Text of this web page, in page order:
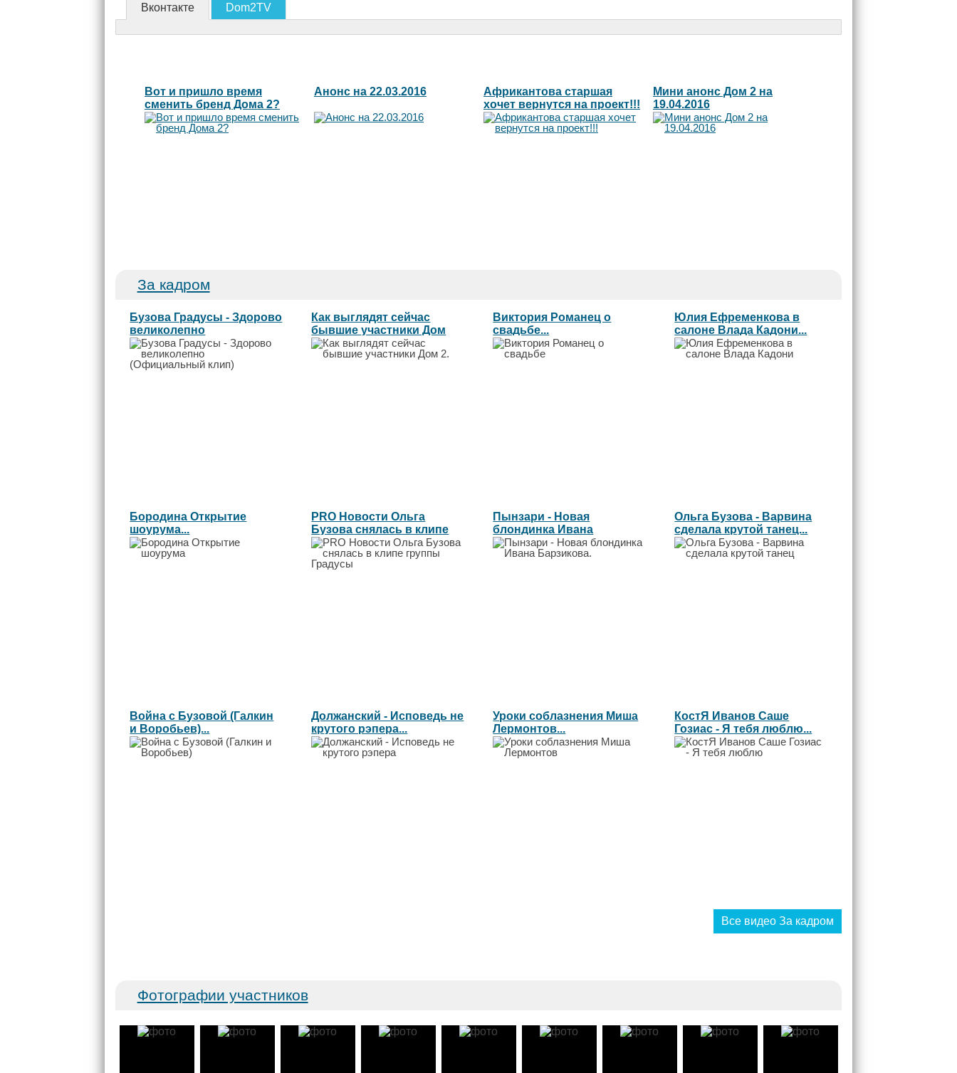
Вконтакте Dom2TV
Вот и пришло время
сменить бренд Дома 2?
Анонс на 22.03.2016
Африкантова старшая
хочет вернутся на проект!!!
Мини анонс Дом 2 на
19.04.2016
За кадром
Бузова Градусы - Здорово
великолепно
(Официальный...
Как выглядят сейчас
бывшие участники Дом
2....
Виктория Романец о
свадьбе...
Юлия Ефременкова в
салоне Влада Кадони...
Бородина Открытие
шоурума...
PRO Новости Ольга
Бузова снялась в клипе
группы...
Пынзари - Новая
блондинка Ивана
Барзикова....
Ольга Бузова - Варвина
сделала крутой танец...
Война с Бузовой (Галкин
и Воробьев)...
Должанский - Исповедь не
крутого рэпера...
Уроки соблазнения Миша
Лермонтов...
КостЯ Иванов Саше
Гозиас - Я тебя люблю...
Все видео За кадром
Фотографии участников